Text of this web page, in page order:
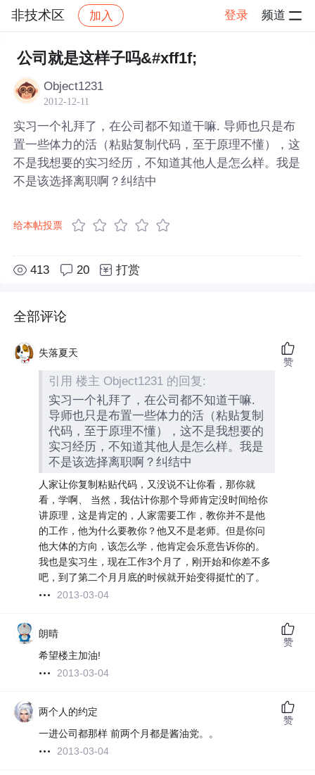
非技术区 加入 登录 频道
社区 非技术区 帖子详情
公司就是这样子吗&#xff1f;
Object1231
2012-12-11
实习一个礼拜了，在公司都不知道干嘛. 导师也只是布
置一些体力的活（粘贴复制代码，至于原理不懂），这
不是我想要的实习经历，不知道其他人是怎么样。我是
不是该选择离职啊？纠结中
给本帖投票
413 20 打赏
全部评论
失落夏天
引用 楼主 Object1231 的回复:
实习一个礼拜了，在公司都不知道干嘛.
导师也只是布置一些体力的活（粘贴复制
代码，至于原理不懂），这不是我想要的
实习经历，不知道其他人是怎么样。我是
不是该选择离职啊？纠结中
人家让你复制粘贴代码，又没说不让你看，那你就
看，学啊、 当然，我估计你那个导师肯定没时间给你
讲原理，这是肯定的，人家需要工作，教你并不是他
的工作，他为什么要教你？他又不是老师。但是你问
他大体的方向，该怎么学，他肯定会乐意告诉你的。
我也是实习生，现在工作3个月了，刚开始和你差不多
吧，到了第二个月月底的时候就开始变得挺忙的了。
2013-03-04
赞
朗晴
希望楼主加油!
2013-03-04
赞
两个人的约定
一进公司都那样 前两个月都是酱油党。。
2013-03-04
赞